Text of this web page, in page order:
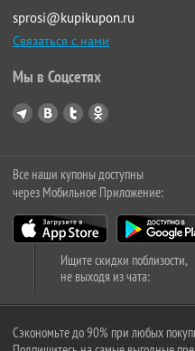
sprosi@kupikupon.ru
Связаться с нами
Мы в Соцсетях
Все наши купоны доступны
через Мобильное Приложение:
Ищите скидки поблизости,
не выходя из чата:
Сэкономьте до 90% при любых